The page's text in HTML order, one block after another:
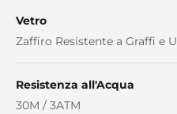
Vetro
Zaffiro Resistente a Graffi e
Resistenza all'Acqua
30M / 3ATM